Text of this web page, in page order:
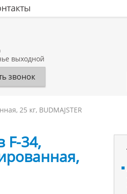
выходной
звонок
25 кг, BUDMAJSTER
F-34,